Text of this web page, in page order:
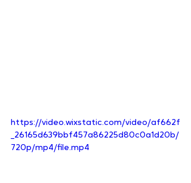
https://video.wixstatic.com/video/af662f
_26165d639bbf457a86225d80c0a1d20b/
720p/mp4/file.mp4